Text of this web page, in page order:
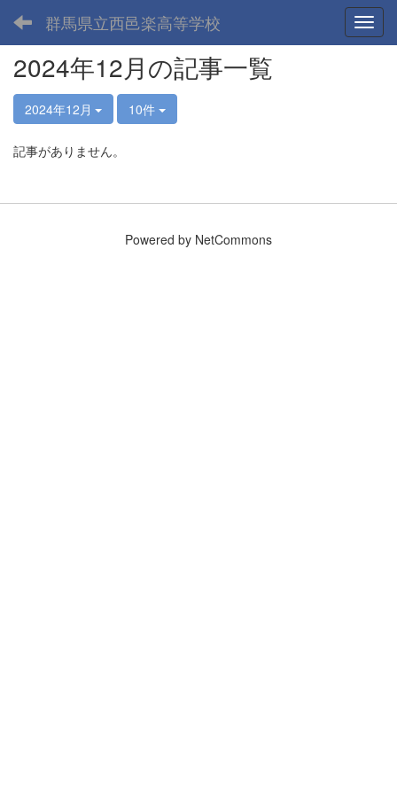
群馬県立西邑楽高等学校
2024年12月の記事一覧
2024年12月 10件
記事がありません。
Powered by NetCommons